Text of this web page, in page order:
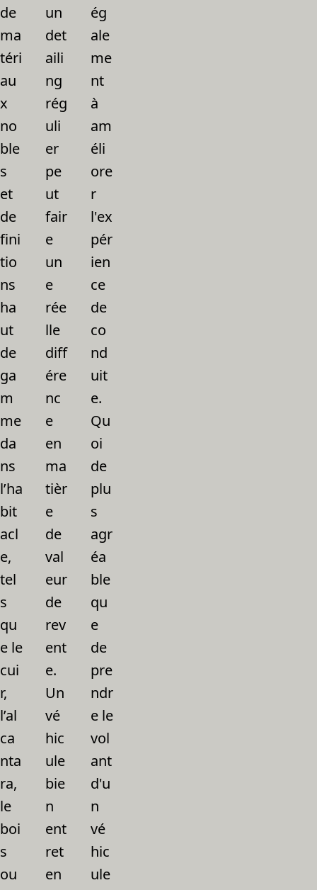
de
ma
téri
au
x
no
ble
s
et
de
fini
tio
ns
ha
ut
de
ga
m
me
da
ns
l’ha
bit
acl
e,
tel
s
qu
e le
cui
r,
l’al
ca
nta
ra,
le
boi
s
ou
un
det
aili
ng
rég
uli
er
pe
ut
fair
e
un
e
rée
lle
diff
ére
nc
e
en
ma
tièr
e
de
val
eur
de
rev
ent
e.
Un
vé
hic
ule
bie
n
ent
ret
en
ég
ale
me
nt
à
am
éli
ore
r
l'ex
pér
ien
ce
de
co
nd
uit
e.
Qu
oi
de
plu
s
agr
éa
ble
qu
e
de
pre
ndr
e le
vol
ant
d'u
n
vé
hic
ule